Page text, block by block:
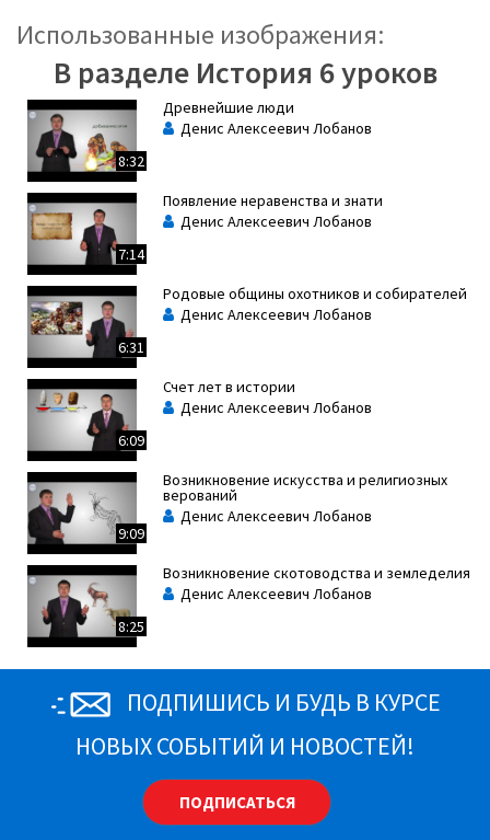
Использованные изображения:
В разделе История 6 уроков
8:32
Древнейшие люди
Денис Алексеевич Лобанов
7:14
Появление неравенства и знати
Денис Алексеевич Лобанов
6:31
Родовые общины охотников и собирателей
Денис Алексеевич Лобанов
6:09
Счет лет в истории
Денис Алексеевич Лобанов
9:09
Возникновение искусства и религиозных
верований
Денис Алексеевич Лобанов
8:25
Возникновение скотоводства и земледелия
Денис Алексеевич Лобанов
ПОДПИШИСЬ И БУДЬ В КУРСЕ
НОВЫХ СОБЫТИЙ И НОВОСТЕЙ!
ПОДПИСАТЬСЯ